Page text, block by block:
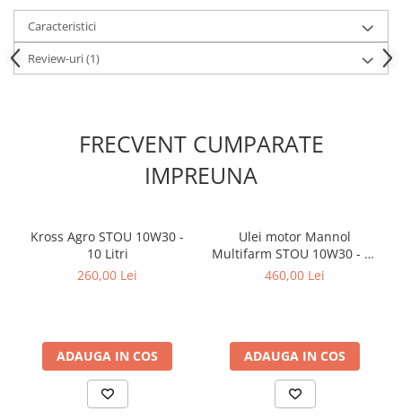
Kit lant distributie
Curea distributie
Pompa apa
Curea transmisie
Busoane/inele etansare
Bielete directie
Suspensie
Caracteristici
Review-uri(1)
FRECVENT CUMPARATE
IMPREUNA
Kross Agro STOU 10W30 -
10 Litri
260,00 Lei
ADAUGA IN COS
Ulei motor Mannol
Multifarm STOU 10W30 - 20
Litri
460,00 Lei
ADAUGA IN COS